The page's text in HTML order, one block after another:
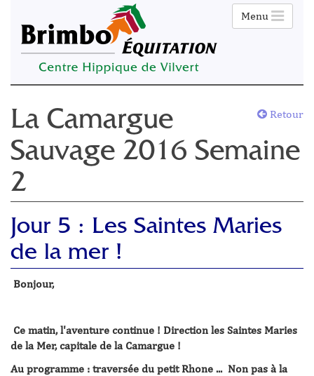
Menu
Retour
La Camargue
Sauvage 2016 Semaine
2
Jour 5 : Les Saintes Maries
de la mer !
Bonjour,
Ce matin, l'aventure continue ! Direction les Saintes Maries
de la Mer, capitale de la Camargue !
Au programme : traversée du petit Rhone ... Non pas à la